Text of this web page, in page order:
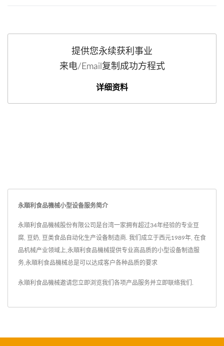
提供您永续获利事业
来电/Email复制成功方程式
详细资料
永順利食品機械小型设备服务简介
永順利食品機械股份有限公司是台湾一家拥有超过34年经验的专业豆
腐, 豆奶, 豆类食品自动化生产设备制造商. 我们成立于西元1989年, 在食
品机械产业领域上,永順利食品機械提供专业高品质的小型设备制造服
务,永順利食品機械总是可以达成客户各种品质的要求
永順利食品機械邀请您立即浏览我们各项产品服务并立即联络我们 .